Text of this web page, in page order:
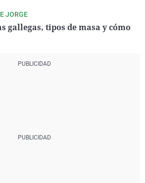
JORGE
gallegas, tipos de masa y cómo